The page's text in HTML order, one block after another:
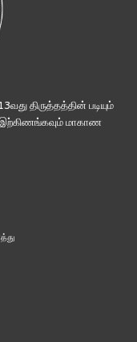
திருத்தத்தின் படியும்
இற்கிணங்கவும் மாகாண